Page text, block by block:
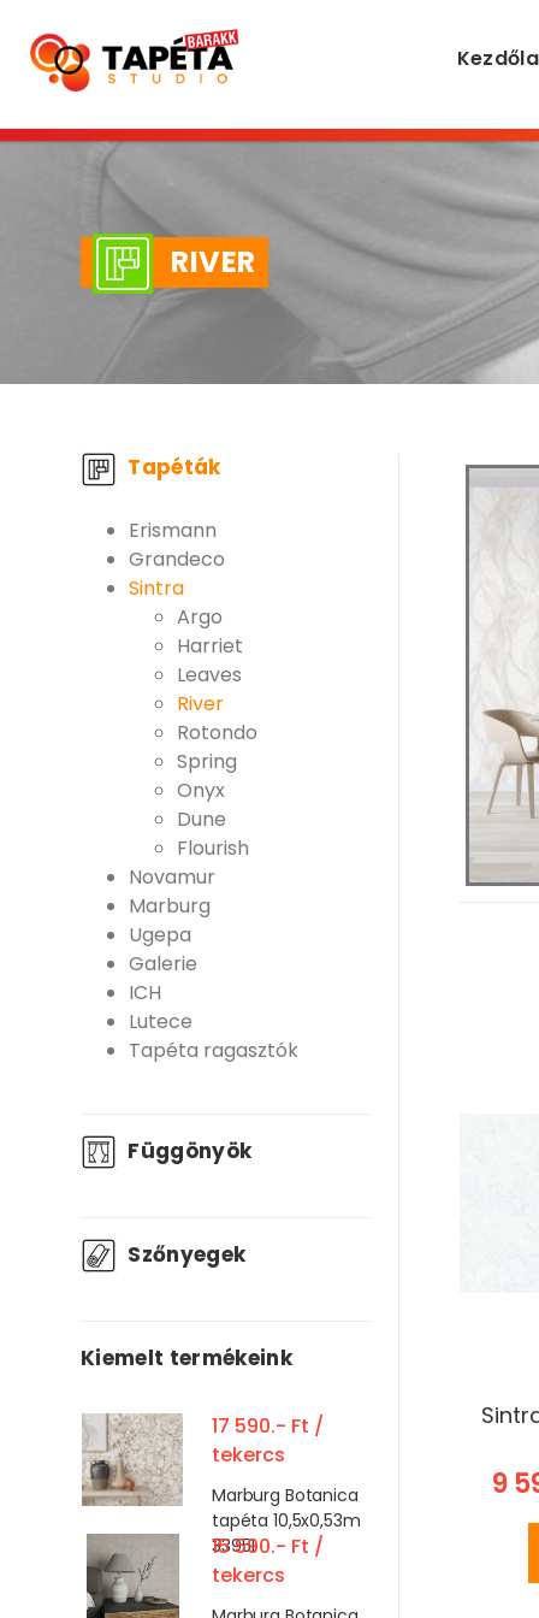
RIVER
Tapéták
Erismann
Grandeco
Sintra
Argo
Harriet
Leaves
River
Rotondo
Spring
Onyx
Dune
Flourish
Novamur
Marburg
Ugepa
Galerie
ICH
Lutece
Tapéta ragasztók
Függönyök
Szőnyegek
Kiemelt termékeink
Marburg Botanica
tapéta 10,5x0,53m
33951
17 590.- Ft /
tekercs
15 590.- Ft /
tekercs
9